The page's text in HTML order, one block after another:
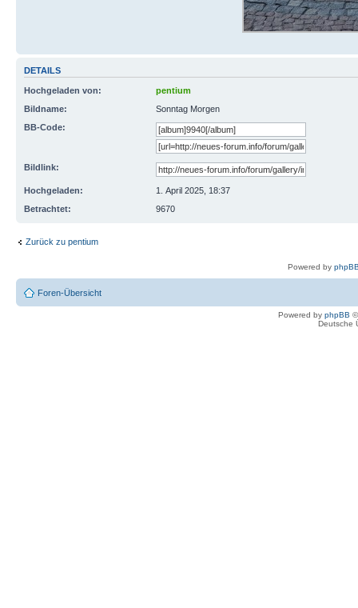
DETAILS
Hochgeladen von:
pentium
Bildname:
Sonntag Morgen
BB-Code:
Bildlink:
Hochgeladen:
1. April 2025, 18:37
Betrachtet:
9670
Zurück zu pentium
Powered by
Foren-Übersicht
Powered by phpBB
Deutsche